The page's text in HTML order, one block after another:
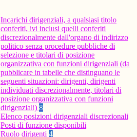
Incarichi dirigenziali, a qualsiasi titolo
conferiti, ivi inclusi quelli conferiti
discrezionalmente dall'organo di indirizzo
politico senza procedure pubbliche di
selezione e titolari di posizione
organizzativa con funzioni dirigenziali (da
pubblicare in tabelle che distinguano le
seguenti situazioni: dirigenti, dirigenti
individuati discrezionalmente, titolari di
posizione organizzativa con funzioni
dirigenziali) 8
Elenco posizioni dirigenziali discrezionali
Posti di funzione disponibili
Ruolo dirigenti 4